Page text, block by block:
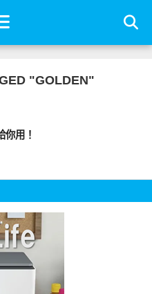
"GOLDEN"
你用！